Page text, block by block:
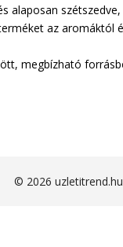
alaposan
az aromáktól
megbízható
© 2026